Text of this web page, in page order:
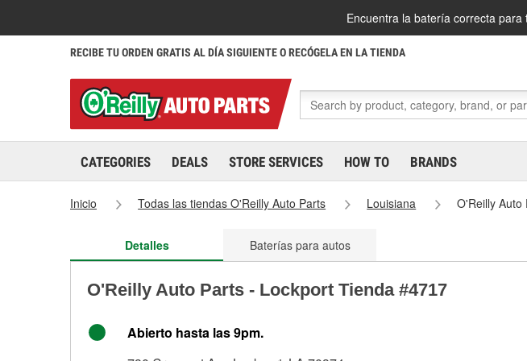
Encuentra la batería correcta para
RECIBE TU ORDEN GRATIS AL DÍA SIGUIENTE O RECÓGELA EN LA TIENDA
CATEGORIES DEALS STORE SERVICES HOW TO BRANDS
Inicio Todas las tiendas O'Reilly Auto Parts Louisiana O'Reilly
Detalles Baterías para autos
O'Reilly Auto Parts - Lockport Tienda #4717
Abierto hasta las 9pm.